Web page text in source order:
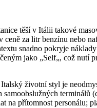
těší v Itálii takové
za litr benzínu nebo
snadno pokryje
jako „Self„, což nutí
životní styl je
samoobslužných
na přítomnost